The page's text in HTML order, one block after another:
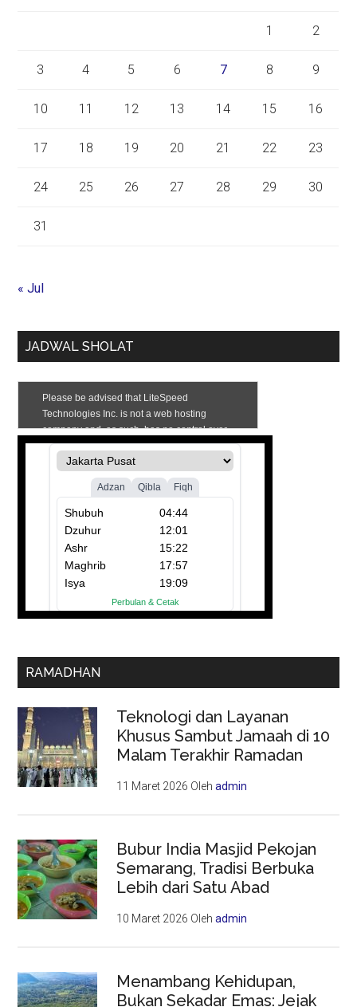
1 2
3 4 5 6 7 8 9
10 11 12 13 14 15 16
17 18 19 20 21 22 23
24 25 26 27 28 29 30
31
« Jul
JADWAL SHOLAT
RAMADHAN
Teknologi dan Layanan
Khusus Sambut Jamaah di 10
Malam Terakhir Ramadan
11 Maret 2026 Olehadmin
Bubur India Masjid Pekojan
Semarang, Tradisi Berbuka
Lebih dari Satu Abad
10 Maret 2026 Olehadmin
Menambang Kehidupan,
Bukan Sekadar Emas: Jejak